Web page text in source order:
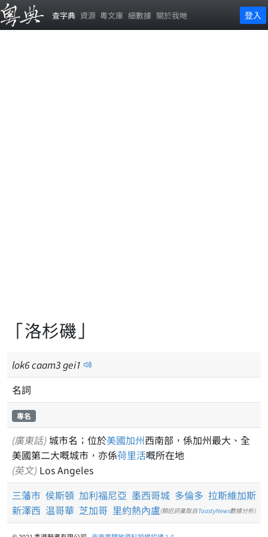
查字典 資源 粵文庫 細數據 關於我哋 登入
「洛杉磯」
lok6caam3gei1
名詞
專名
(廣東話) 城市名；位於美國加州西南部，係加州最大、全
美國第二大嘅城市，亦係荷里活嘅所在地
(英文) Los Angeles
三藩市 侯斯頓 加利福尼亞 墨西哥城 多倫多 拉斯維加斯
新澤西 温哥華 芝加哥 里約熱內盧(類近詞彙取自ToastyNews數據分析)